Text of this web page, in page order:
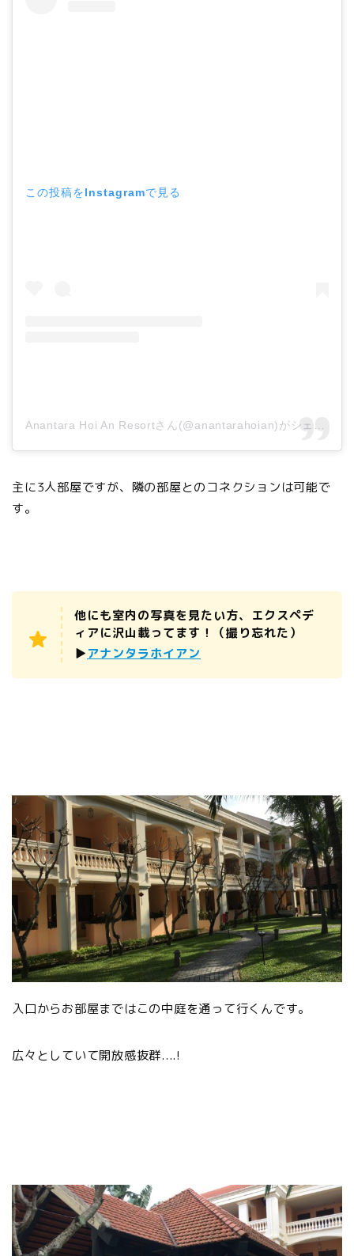
この投稿をInstagramで見る
Anantara Hoi An Resortさん(@anantarahoian)がシェアした投稿
主に3人部屋ですが、隣の部屋とのコネクションは可能で
す。
他にも室内の写真を見たい方、エクスペデ
ィアに沢山載ってます！（撮り忘れた）
▶︎アナンタラホイアン
入口からお部屋まではこの中庭を通って行くんです。
広々としていて開放感抜群....!